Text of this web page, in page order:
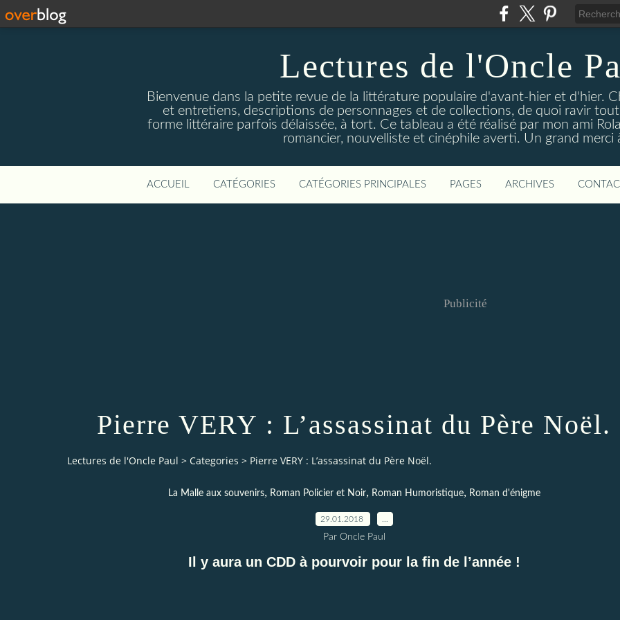
Lectures de l'Oncle
Bienvenue dans la petite revue de la littérature populaire d'avant-hier et d'hier.
et entretiens, descriptions de personnages et de collections, de quoi ravir
forme littéraire parfois délaissée, à tort. Ce tableau a été réalisé par mon ami
romancier, nouvelliste et cinéphile averti. Un grand merci
ACCUEIL CATÉGORIES CATÉGORIES PRINCIPALES PAGES ARCHIVES
Publicité
Pierre VERY : L’assassinat du Père Noël.
Lectures de l'Oncle Paul > Categories > Pierre VERY : L’assassinat du Père Noël.
La Malle aux souvenirs, Roman Policier et Noir, Roman Humoristique, Roman d'énigme
29.01.2018
Par Oncle Paul
Il y aura un CDD à pourvoir pour la fin de l’année !